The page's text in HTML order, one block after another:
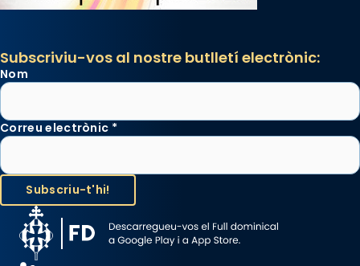
Subscriviu-vos al nostre butlletí electrònic:
Nom
Correu electrònic *